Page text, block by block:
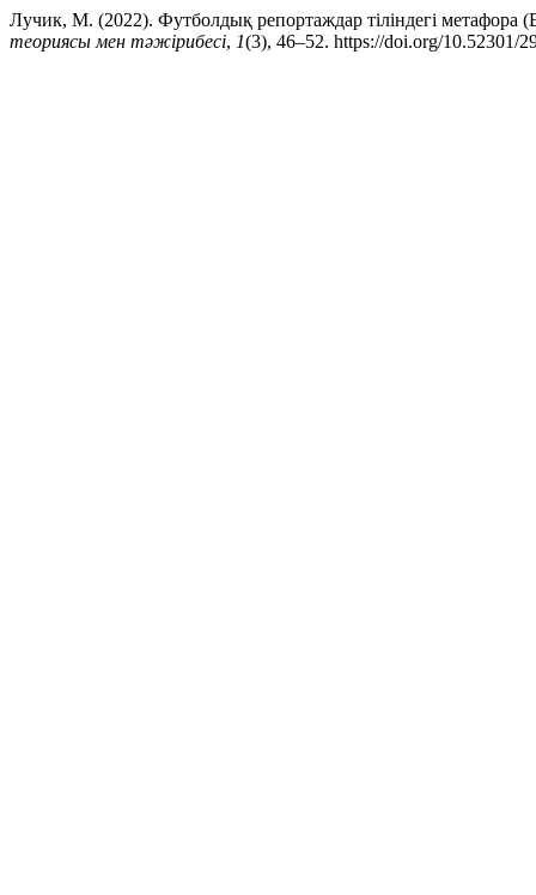
Лучик, М. (2022). Футболдық репортаждар тіліндегі
теориясы мен тәжірибесі, 1(3), 46–52. https://doi.org/10.52301/